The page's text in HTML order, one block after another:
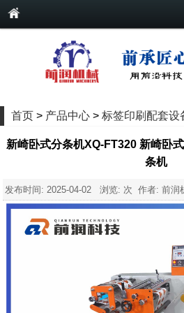
首页 > 产品中心 > 标签印刷配套设
新崎卧式分条机XQ-FT320 新崎卧
条机
发布时间: 2025-04-02 浏览: 次 作者: 前润